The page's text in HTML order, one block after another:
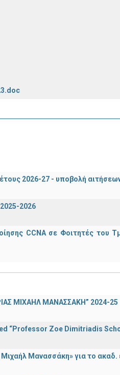
2026-27 - υποβολή
2026
CCNA σε Φοιτητές του
ΜΙΧΑΗΛ ΜΑΝΑΣΣΑΚΗ” 2024-25
“Professor Zoe Dimitriadis
Μανασσάκη» για το ακαδ.